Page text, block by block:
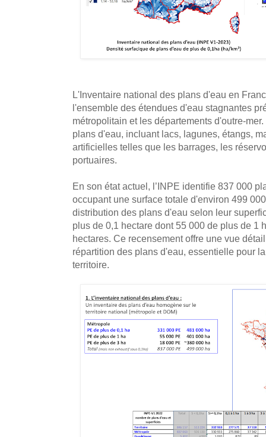
L'Inventaire national des plans d'eau en
l'ensemble des étendues d'eau stagnantes
métropolitain et les départements d'outre-
plans d'eau, incluant lacs, lagunes, étangs,
artificielles telles que les barrages, les
portuaires.
En son état actuel, l’INPE identifie 837 000
occupant une surface totale d'environ 499
distribution des plans d'eau selon leur
plus de 0,1 hectare dont 55 000 de plus de 1
hectares. Ce recensement offre une vue
répartition des plans d'eau, essentielle pour
territoire.